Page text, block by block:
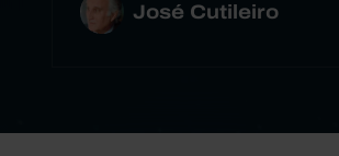
José Cutileiro